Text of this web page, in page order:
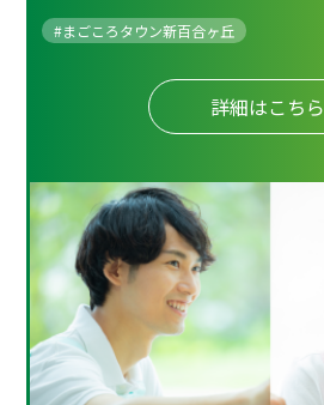
#まごころタウン新百合ヶ丘
詳細はこちら